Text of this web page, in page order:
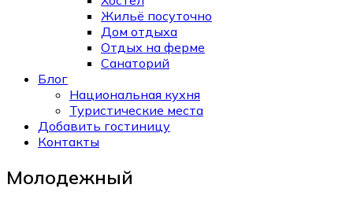
Жильё посуточно
Дом отдыха
Отдых на ферме
Санаторий
Блог
Национальная кухня
Туристические места
Добавить гостиницу
Контакты
Молодежный